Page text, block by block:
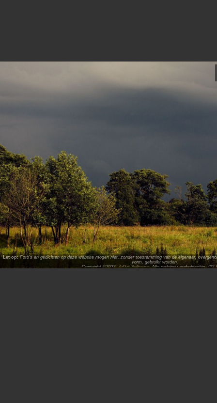
Let op: Foto's en gedichten op deze website mogen niet, zonder toestemming van de eigenaar,
vorm, gebruikt worden.
Copyright ©2023,
ArPat Software. Alle rechten voorbehouden.